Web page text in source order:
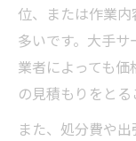
位、または作業
多いです。大手
業者によっても
の見積もりをとる
また、処分費や